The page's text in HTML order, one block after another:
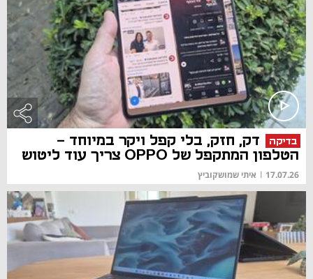
בדיקה
דק, חזק, בלי קפל ויקר במיוחד -
הטלפון המתקפל של OPPO צריך עוד ליטוש
17.07.26
| איתי שמושקוביץ